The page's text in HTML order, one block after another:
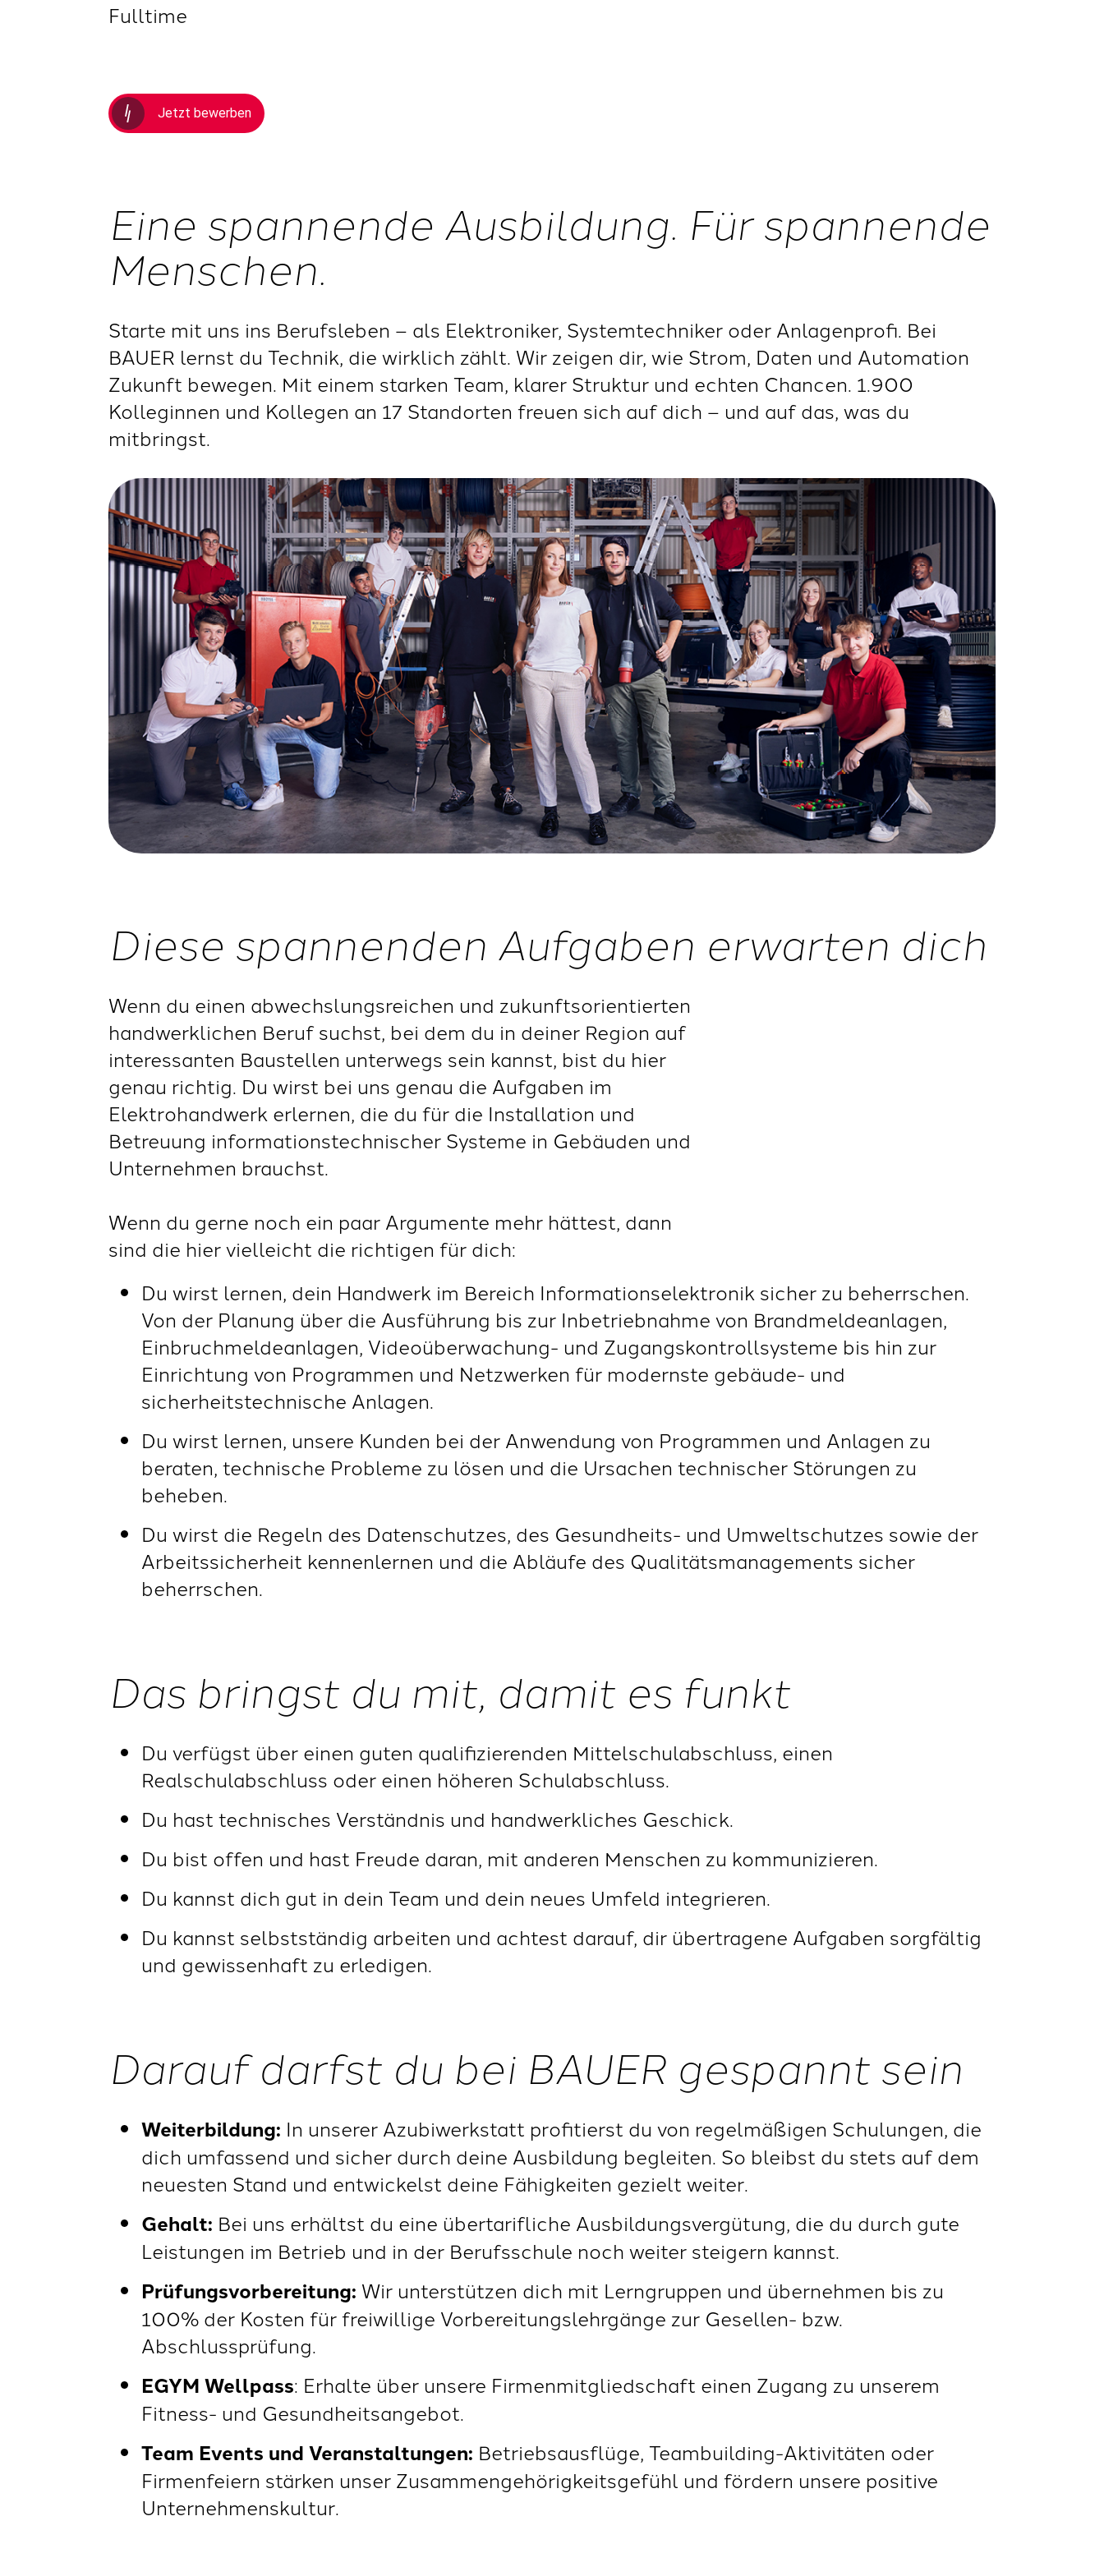
Fulltime
Jetzt bewerben
Eine spannende Ausbildung. Für spannende
Menschen.
Starte mit uns ins Berufsleben – als Elektroniker, Systemtechniker oder Anlagenprofi. Bei
BAUER lernst du Technik, die wirklich zählt. Wir zeigen dir, wie Strom, Daten und Automation
Zukunft bewegen. Mit einem starken Team, klarer Struktur und echten Chancen. 1.900
Kolleginnen und Kollegen an 17 Standorten freuen sich auf dich – und auf das, was du
mitbringst.
Diese spannenden Aufgaben erwarten dich
Wenn du einen abwechslungsreichen und zukunftsorientierten
handwerklichen Beruf suchst, bei dem du in deiner Region auf
interessanten Baustellen unterwegs sein kannst, bist du hier
genau richtig. Du wirst bei uns genau die Aufgaben im
Elektrohandwerk erlernen, die du für die Installation und
Betreuung informationstechnischer Systeme in Gebäuden und
Unternehmen brauchst.
Wenn du gerne noch ein paar Argumente mehr hättest, dann
sind die hier vielleicht die richtigen für dich:
Du wirst lernen, dein Handwerk im Bereich Informationselektronik sicher zu beherrschen.
Von der Planung über die Ausführung bis zur Inbetriebnahme von Brandmeldeanlagen,
Einbruchmeldeanlagen, Videoüberwachung- und Zugangskontrollsysteme bis hin zur
Einrichtung von Programmen und Netzwerken für modernste gebäude- und
sicherheitstechnische Anlagen.
Du wirst lernen, unsere Kunden bei der Anwendung von Programmen und Anlagen zu
beraten, technische Probleme zu lösen und die Ursachen technischer Störungen zu
beheben.
Du wirst die Regeln des Datenschutzes, des Gesundheits- und Umweltschutzes sowie der
Arbeitssicherheit kennenlernen und die Abläufe des Qualitätsmanagements sicher
beherrschen.
Das bringst du mit, damit es funkt
Du verfügst über einen guten qualifizierenden Mittelschulabschluss, einen
Realschulabschluss oder einen höheren Schulabschluss.
Du hast technisches Verständnis und handwerkliches Geschick.
Du bist offen und hast Freude daran, mit anderen Menschen zu kommunizieren.
Du kannst dich gut in dein Team und dein neues Umfeld integrieren.
Du kannst selbstständig arbeiten und achtest darauf, dir übertragene Aufgaben sorgfältig
und gewissenhaft zu erledigen.
Darauf darfst du bei BAUER gespannt sein
Weiterbildung: In unserer Azubiwerkstatt profitierst du von regelmäßigen Schulungen, die
dich umfassend und sicher durch deine Ausbildung begleiten. So bleibst du stets auf dem
neuesten Stand und entwickelst deine Fähigkeiten gezielt weiter.
Gehalt: Bei uns erhältst du eine übertarifliche Ausbildungsvergütung, die du durch gute
Leistungen im Betrieb und in der Berufsschule noch weiter steigern kannst.
Prüfungsvorbereitung: Wir unterstützen dich mit Lerngruppen und übernehmen bis zu
100% der Kosten für freiwillige Vorbereitungslehrgänge zur Gesellen- bzw.
Abschlussprüfung.
EGYM Wellpass: Erhalte über unsere Firmenmitgliedschaft einen Zugang zu unserem
Fitness- und Gesundheitsangebot.
Team Events und Veranstaltungen: Betriebsausflüge, Teambuilding-Aktivitäten oder
Firmenfeiern stärken unser Zusammengehörigkeitsgefühl und fördern unsere positive
Unternehmenskultur.